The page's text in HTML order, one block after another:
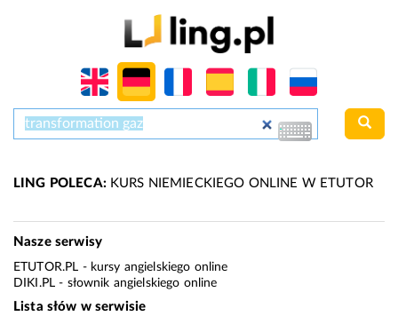
LING POLECA:KURS NIEMIECKIEGO ONLINE W ETUTOR
Nasze serwisy
ETUTOR.PL - kursy angielskiego online
DIKI.PL - słownik angielskiego online
Lista słów w serwisie